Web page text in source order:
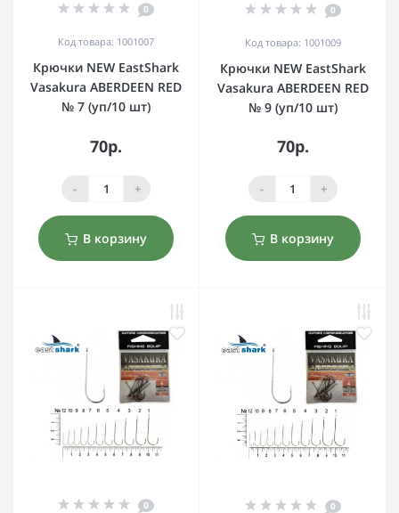
0
Код товара: 1001007
Крючки NEW EastShark
Vasakura ABERDEEN RED
№ 7 (уп/10 шт)
70р.
- +
В корзину
0
Код товара: 1001009
Крючки NEW EastShark
Vasakura ABERDEEN RED
№ 9 (уп/10 шт)
70р.
- +
В корзину
0 0